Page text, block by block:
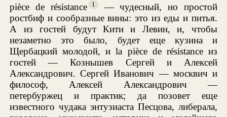
pièce de résistance
1 — чудесный, но простой
ростбиф и сообразные вины: это из еды и питья.
А из гостей будут Кити и Левин, и, чтобы
незаметно это было, будет еще кузина и
Щербацкий молодой, и la pièce de résistance из
гостей — Кознышев Сергей и Алексей
Александрович. Сергей Иванович — москвич и
философ, Алексей Александрович —
петербуржец и практик; да позовет еще
известного чудака энтузиаста Песцова, либерала,